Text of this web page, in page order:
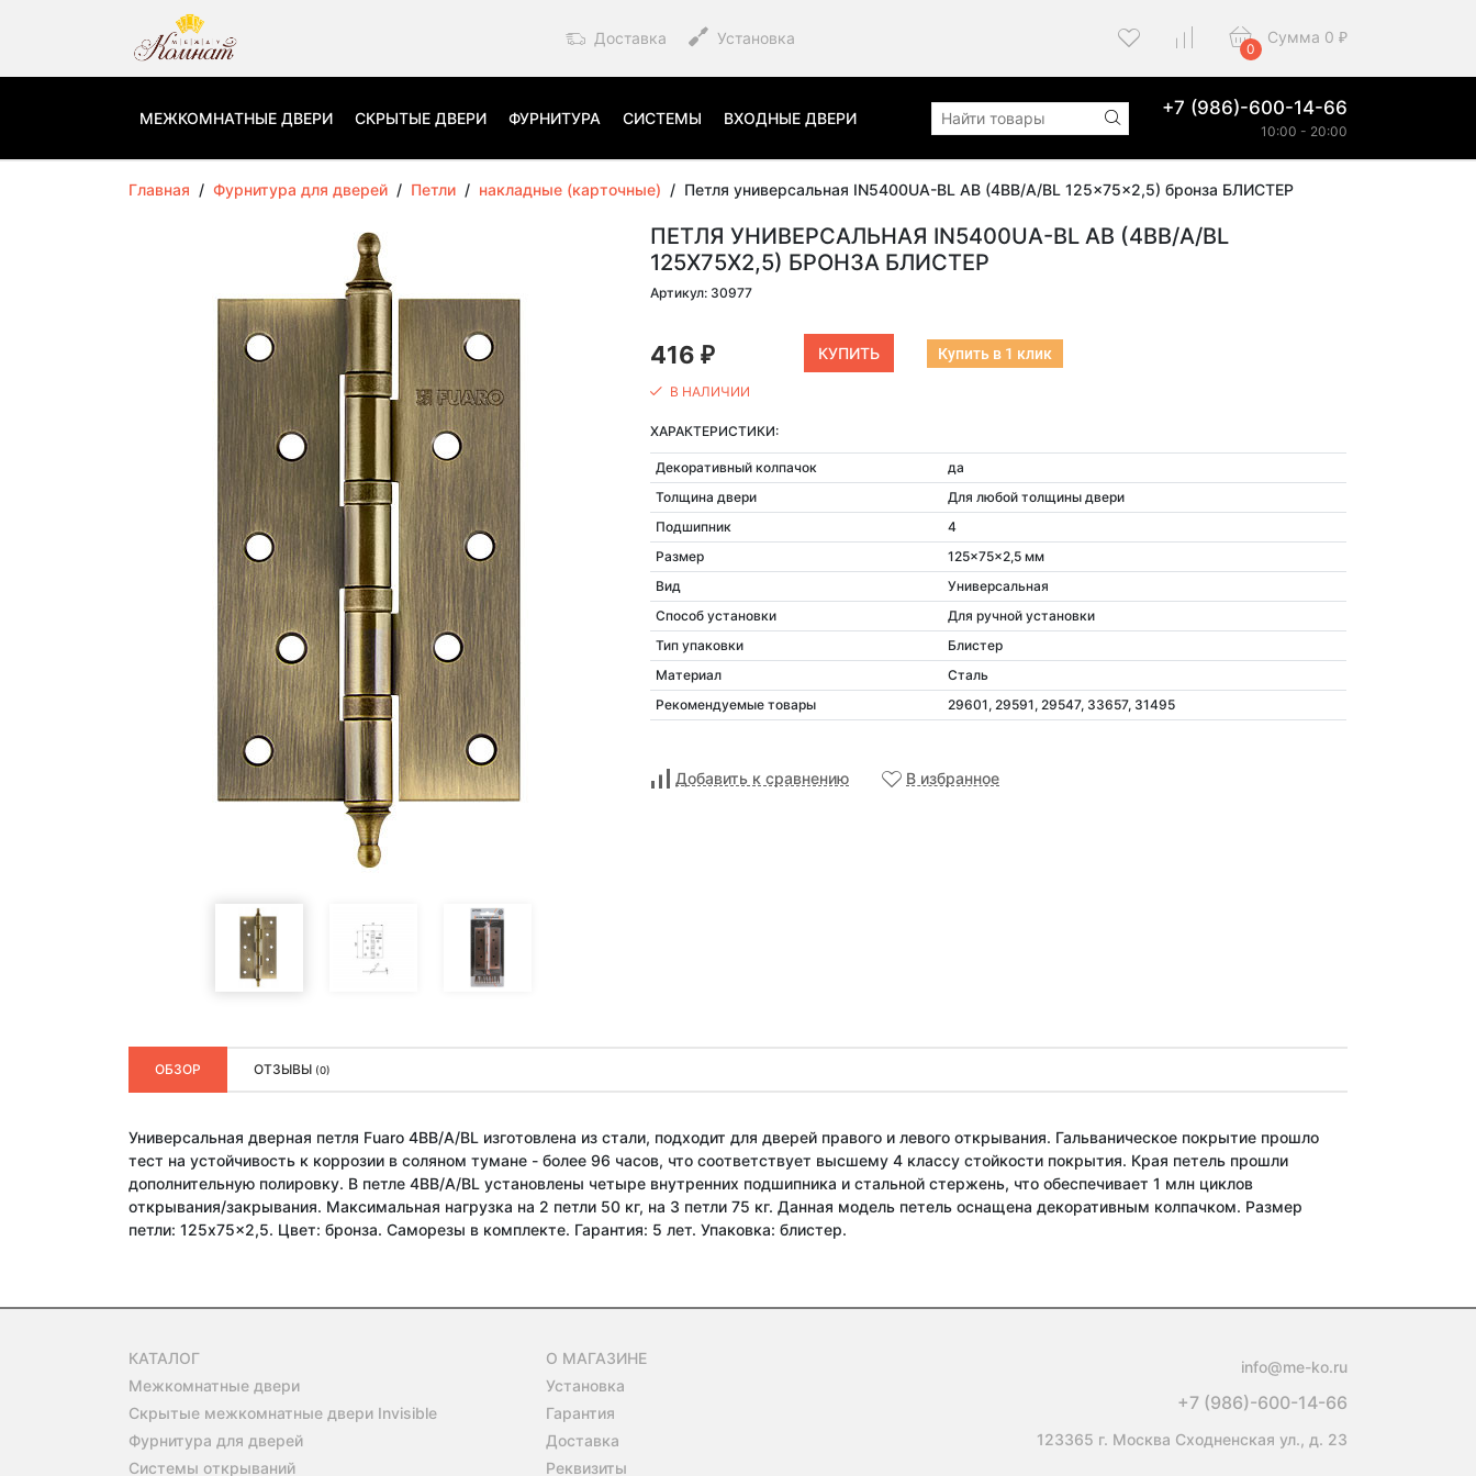
Доставка Установка
0
Сумма 0 ₽
МЕЖКОМНАТНЫЕ ДВЕРИ СКРЫТЫЕ ДВЕРИ ФУРНИТУРА СИСТЕМЫ ВХОДНЫЕ ДВЕРИ +7 (986)-600-14-66
10:00 - 20:00
Главная / Фурнитура для дверей / Петли / накладные (карточные) / Петля универсальная IN5400UA-BL AB (4BB/A/BL 125x75x2,5) бронза БЛИСТЕР
ПЕТЛЯ УНИВЕРСАЛЬНАЯ IN5400UA-BL AB (4BB/A/BL
125X75X2,5) БРОНЗА БЛИСТЕР
Артикул: 30977
416 ₽ Купить в 1 клик
В НАЛИЧИИ
ХАРАКТЕРИСТИКИ:
Декоративный колпачок
да
Толщина двери
Для любой толщины двери
Подшипник
4
Размер
125x75x2,5 мм
Вид
Универсальная
Способ установки
Для ручной установки
Тип упаковки
Блистер
Материал
Сталь
Рекомендуемые товары
29601, 29591, 29547, 33657, 31495
Добавить к сравнению В избранное
ОБЗОР ОТЗЫВЫ (0)
Универсальная дверная петля Fuaro 4BB/A/BL изготовлена из стали, подходит для дверей правого и левого открывания. Гальваническое покрытие прошло
тест на устойчивость к коррозии в соляном тумане - более 96 часов, что соответствует высшему 4 классу стойкости покрытия. Края петель прошли
дополнительную полировку. В петле 4BB/A/BL установлены четыре внутренних подшипника и стальной стержень, что обеспечивает 1 млн циклов
открывания/закрывания. Максимальная нагрузка на 2 петли 50 кг, на 3 петли 75 кг. Данная модель петель оснащена декоративным колпачком. Размер
петли: 125x75x2,5. Цвет: бронза. Саморезы в комплекте. Гарантия: 5 лет. Упаковка: блистер.
КАТАЛОГ
Межкомнатные двери
Скрытые межкомнатные двери Invisible
Фурнитура для дверей
Системы открываний
О МАГАЗИНЕ
Установка
Гарантия
Доставка
Реквизиты
info@me-ko.ru
+7 (986)-600-14-66
123365 г. Москва Сходненская ул., д. 23